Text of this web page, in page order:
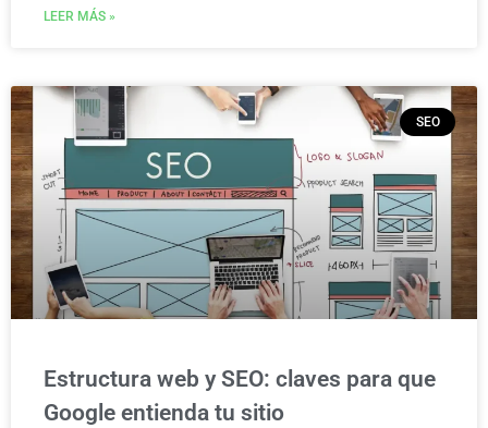
LEER MÁS »
SEO
Estructura web y SEO: claves para que
Google entienda tu sitio